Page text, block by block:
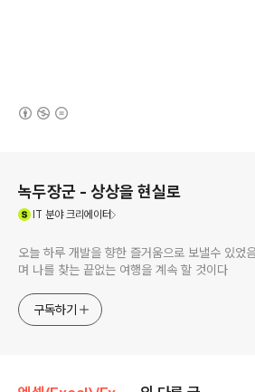
녹두장군 - 상상을 현실로
IT 분야 크리에이터
오늘 하루 개발을 향한 즐거움으로 보낼수 있었
며 나를 찾는 끝없는 여행을 계속 할 것이다
구독하기